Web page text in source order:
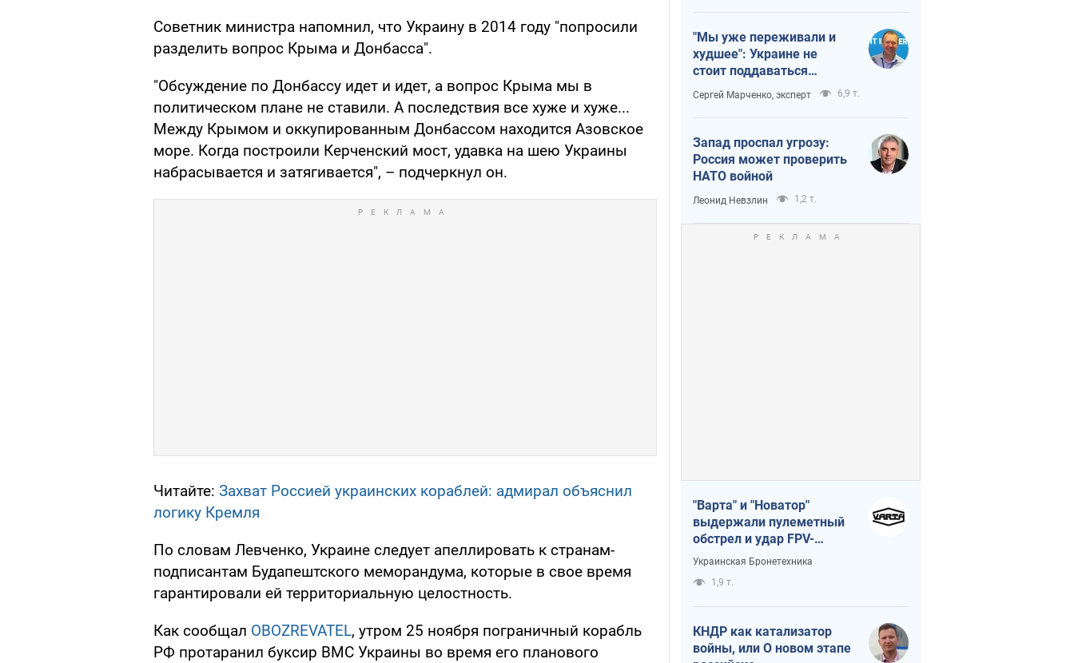
Советник министра напомнил, что Украину в 2014 году "попросили
разделить вопрос Крыма и Донбасса".
"Обсуждение по Донбассу идет и идет, а вопрос Крыма мы в
политическом плане не ставили. А последствия все хуже и хуже...
Между Крымом и оккупированным Донбассом находится Азовское
море. Когда построили Керченский мост, удавка на шею Украины
набрасывается и затягивается", – подчеркнул он.
Читайте: Захват Россией украинских кораблей: адмирал объяснил
логику Кремля
По словам Левченко, Украине следует апеллировать к странам-
подписантам Будапештского меморандума, которые в свое время
гарантировали ей территориальную целостность.
Как сообщал OBOZREVATEL, утром 25 ноября пограничный корабль
РФ протаранил буксир ВМС Украины во время его планового
"Мы уже переживали и
худшее": Украине не
стоит поддаваться
отчаянию из-за
ракетного террора
Сергей Марченко, эксперт 6,9 т.
Запад проспал угрозу:
Россия может проверить
НАТО войной
Леонид Невзлин 1,2 т.
"Варта" и "Новатор"
выдержали пулеметный
обстрел и удар FPV-
дрона, сохранив жизнь
Украинская Бронетехника
1,9 т.
КНДР как катализатор
войны, или О новом этапе